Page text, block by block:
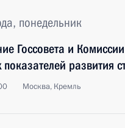
понедельник
Госсовета и
развития
Москва, Кремль